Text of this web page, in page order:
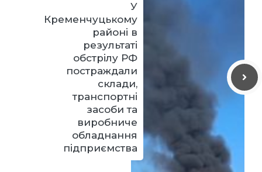
У
Кременчуцькому
районі в
результаті
обстрілу РФ
постраждали
склади,
транспортні
засоби та
виробниче
обладнання
підприємства